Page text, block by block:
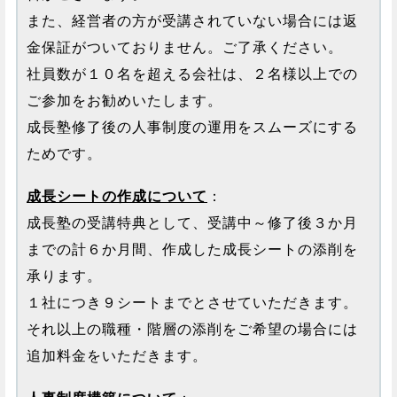
また、経営者の方が受講されていない場合には返
金保証がついておりません。ご了承ください。
社員数が１０名を超える会社は、２名様以上での
ご参加をお勧めいたします。
成長塾修了後の人事制度の運用をスムーズにする
ためです。
成長シートの作成について ：
成長塾の受講特典として、受講中～修了後３か月
までの計６か月間、作成した成長シートの添削を
承ります。
１社につき９シートまでとさせていただきます。
それ以上の職種・階層の添削をご希望の場合には
追加料金をいただきます。